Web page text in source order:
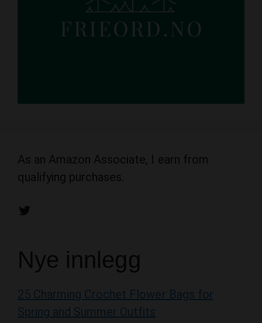
As an Amazon Associate, I earn from
qualifying purchases.
Twitter
Nye innlegg
25 Charming Crochet Flower Bags for
Spring and Summer Outfits